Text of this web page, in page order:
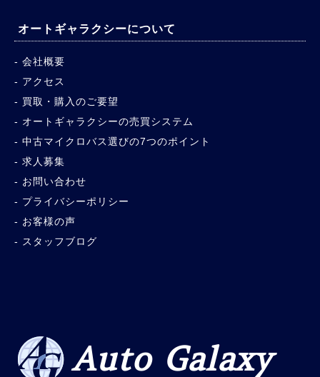
オートギャラクシーについて
会社概要
アクセス
買取・購入のご要望
オートギャラクシーの売買システム
中古マイクロバス選びの7つのポイント
求人募集
お問い合わせ
プライバシーポリシー
お客様の声
スタッフブログ
Auto Galaxy